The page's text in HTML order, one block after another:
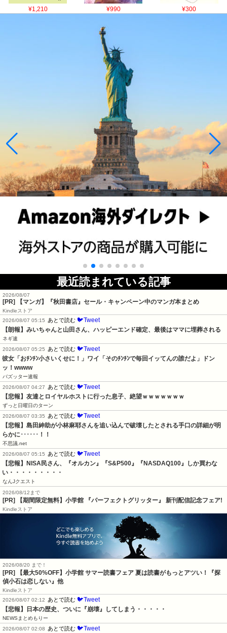
¥1,210 ¥990 ¥300
最近読まれている記事
2026/08/07
[PR] 【マンガ】『秋田書店』セール・キャンペーン中のマンガ本まとめ
Kindleストア
2026/08/07 05:15
あとで読む 🐦Tweet
【朗報】みいちゃんと山田さん、ハッピーエンド確定、最後はママに埋葬される
ネギ速
2026/08/07 05:25
あとで読む 🐦Tweet
彼女「おﾁﾝﾁﾝ小さいくせに！」ワイ「そのﾁﾝﾁﾝで毎回イッてんの誰だよ」ドン
ッ！wwww
バズッター速報
2026/08/07 04:27
あとで読む 🐦Tweet
【悲報】友達とロイヤルホストに行った息子、絶望ｗｗｗｗｗｗｗ
ずっと日曜日のターン
2026/08/07 03:35
あとで読む 🐦Tweet
【悲報】島田紳助が小林麻耶さんを追い込んで破壊したとされる手口の詳細が明
らかに･･････！！
不思議.net
2026/08/07 05:15
あとで読む 🐦Tweet
【悲報】NISA民さん、『オルカン』『S&P500』『NASDAQ100』しか買わな
い・・・・・・・・・
なんJクエスト
2026/08/12まで
[PR] 【期間限定無料】小学館 『パーフェクトグリッター』 新刊配信記念フェア!
Kindleストア
2026/08/20 まで！
[PR]
【最大50%OFF】小学館 サマー読書フェア 夏は読書がもっとアツい！『探
偵小石は恋しない』他
Kindleストア
2026/08/07 02:12
あとで読む 🐦Tweet
【悲報】日本の歴史、ついに『崩壊』してしまう・・・・・
NEWSまとめもりー
2026/08/07 02:08
あとで読む 🐦Tweet